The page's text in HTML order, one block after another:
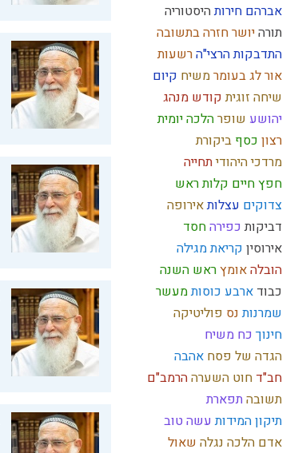
אברהם חירותהיסטוריה
תורהיושרחזרה בתשובה
התדבקותהרצי"הרשעות
אורלג בעומרמשיח קיום
שיחה זוגיתקודש מנהג
יהושע שופרהלכה יומית
רצון כסף ביקורת
מרדכי היהודיתחייה
חפץ חיים קלות ראש
צדוקים עצלותאירופה
דביקותכפירהחסד
אירוסין קריאת מגילה
הובלהאומץראש השנה
כבוד ארבע כוסותמעשר
שמרנותנס פוליטיקה
חינוך כח משיח
הגדה של פסח אהבה
חב"ד חוט השערההרמב"ם
תשובה תפארת
תיקון המידותעשה טוב
אדם הלכה נגלה שאול